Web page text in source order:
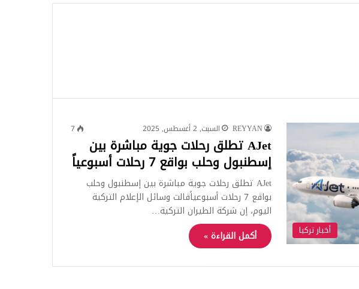
أخبار تركيا
REYYAN السبت, 2 أغسطس, 2025 7
AJet تطلق رحلات جوية مباشرة بين
إسطنبول وحلب بواقع 7 رحلات أسبوعياً
AJet تطلق رحلات جوية مباشرة بين إسطنبول وحلب
بواقع 7 رحلات أسبوعياًقالت وسائل الإعلام التركية
اليوم، إن شركة الطيران التركية…
أكمل القراءة »